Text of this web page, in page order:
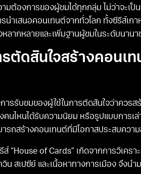
ามต้องการของผู้ชมได้ทุกกลุ่ม ไม่ว่าจะ
นำเสนอคอนเทนต์จากทั่วโลก ทั้งซีรีส์เ
ลากหลายและเพิ่มฐานผู้ชมในระดับนานา
รตัดสินใจสร้างคอนเท
รรับชมของผู้ใช้ในการตัดสินใจว่าควรส
นไหนได้รับความนิยม หรือรูปแบบการเ
รถสร้างคอนเทนต์ที่มีโอกาสประสบความ
ส์ “House of Cards” เกิดจากการวิเค
น สเปซีย์ และเนื้อหาทางการเมือง จึงน